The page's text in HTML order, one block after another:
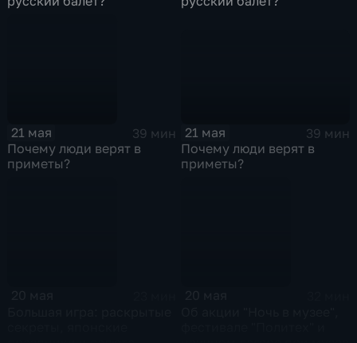
21 мая
39 мин
Почему люди верят в
приметы?
21 мая
39 мин
Почему люди верят в
приметы?